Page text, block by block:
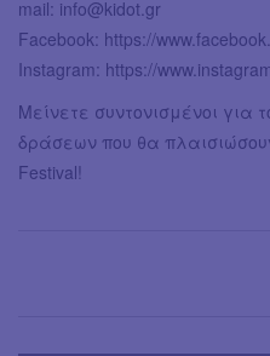
mail: info@kidot.gr
Facebook: https://
Instagram: https://
Μείνετε συντονισμένοι
δράσεων που θα
Festival!